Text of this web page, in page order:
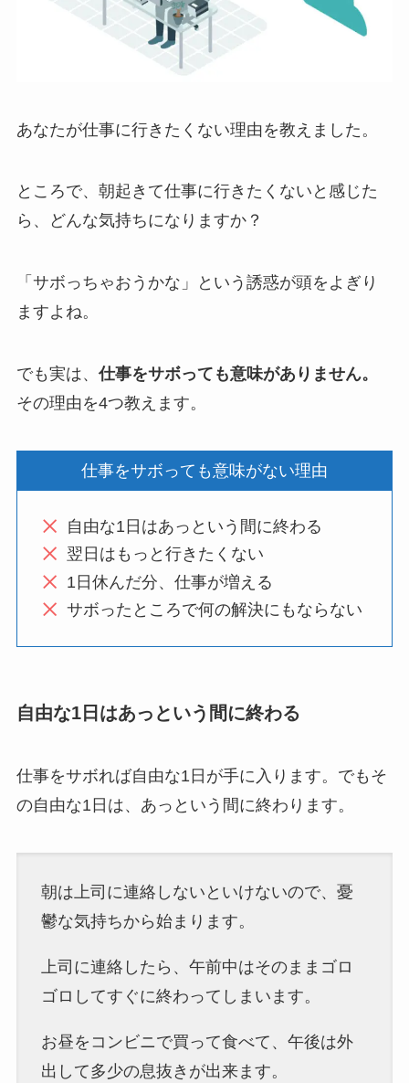
あなたが仕事に行きたくない理由を教えました。
ところで、朝起きて仕事に行きたくないと感じた
ら、どんな気持ちになりますか？
「サボっちゃおうかな」という誘惑が頭をよぎり
ますよね。
でも実は、 仕事をサボっても意味がありません。
その理由を4つ教えます。
仕事をサボっても意味がない理由
自由な1日はあっという間に終わる
翌日はもっと行きたくない
1日休んだ分、仕事が増える
サボったところで何の解決にもならない
自由な1日はあっという間に終わる
仕事をサボれば自由な1日が手に入ります。でもそ
の自由な1日は、あっという間に終わります。
朝は上司に連絡しないといけないので、憂
鬱な気持ちから始まります。
上司に連絡したら、午前中はそのままゴロ
ゴロしてすぐに終わってしまいます。
お昼をコンビニで買って食べて、午後は外
出して多少の息抜きが出来ます。